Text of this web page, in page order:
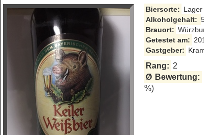
Biersorte: Lager
Alkoholgehalt:
Brauort:
Getestet am:
Gastgeber:
Rang: 2
Ø Bewertung:
%)